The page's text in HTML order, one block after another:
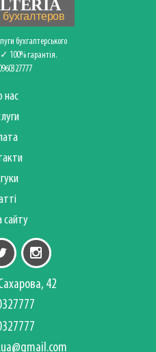
бухгалтерського
✓ 100% гарантія.
нас
сайту
42